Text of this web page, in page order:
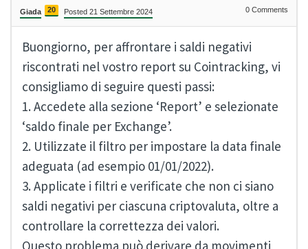
Giada 20 Posted 21 Settembre 2024 0 Comments
Buongiorno, per affrontare i saldi negativi
riscontrati nel vostro report su Cointracking, vi
consigliamo di seguire questi passi:
1. Accedete alla sezione ‘Report’ e selezionate
‘saldo finale per Exchange’.
2. Utilizzate il filtro per impostare la data finale
adeguata (ad esempio 01/01/2022).
3. Applicate i filtri e verificate che non ci siano
saldi negativi per ciascuna criptovaluta, oltre a
controllare la correttezza dei valori.
Questo problema può derivare da movimenti